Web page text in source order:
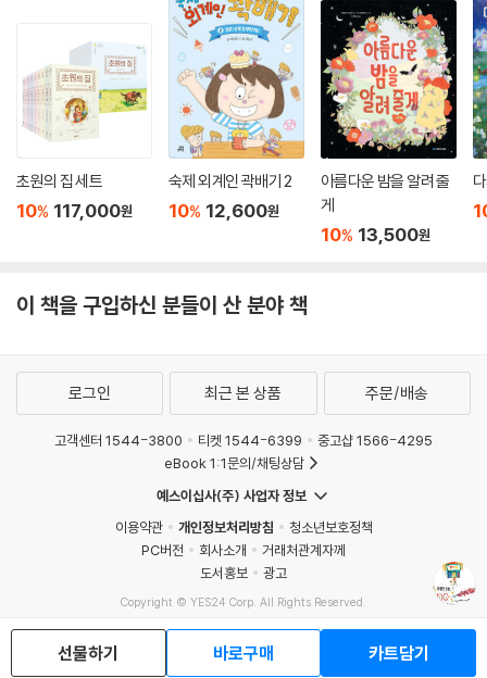
초원의 집 세트
10% 117,000원
숙제 외계인 곽배기 2
10% 12,600원
아름다운 밤을 알려 줄
게
10% 13,500원
이 책을 구입하신 분들이 산 분야 책
선물하기 바로구매 카트담기
로그인 최근 본 상품 주문/배송
고객센터 1544-3800 티켓 1544-6399
중고샵 1566-4295
eBook 1:1문의/채팅상담
예스이십사(주) 사업자 정보
이용약관
개인정보처리방침
청소년보호정책
PC버전
회사소개
거래처관계자께
도서홍보
광고
Copyright © YES24 Corp. All Rights Reserved.